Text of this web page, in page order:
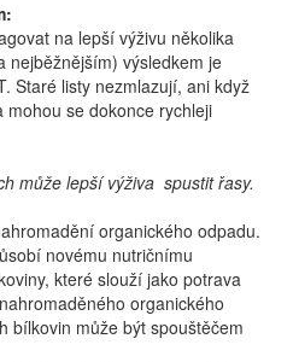
na lepší výživu několika
nejběžnějším) výsledkem je
Staré listy nezmlazují, ani když
se dokonce rychleji
může lepší výživa spustit řasy.
organického odpadu.
novému nutričnímu
které slouží jako potrava
organického
bílkovin může být spouštěčem